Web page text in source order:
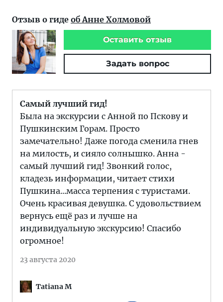
Отзыв о гиде об Анне Холмовой
Оставить отзыв
Задать вопрос
Самый лучший гид!
Была на экскурсии с Анной по Пскову и
Пушкинским Горам. Просто
замечательно! Даже погода сменила гнев
на милость, и сияло солнышко. Анна -
самый лучший гид! Звонкий голос,
кладезь информации, читает стихи
Пушкина...масса терпения с туристами.
Очень красивая девушка. С удовольствием
вернусь ещё раз и лучше на
индивидуальную экскурсию! Спасибо
огромное!
23 августа 2020
Tatiana M